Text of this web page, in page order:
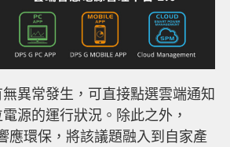
異常發生，可直接點選雲端通知
源的運行狀況。除此之外，
環保，將該議題融入到自家產